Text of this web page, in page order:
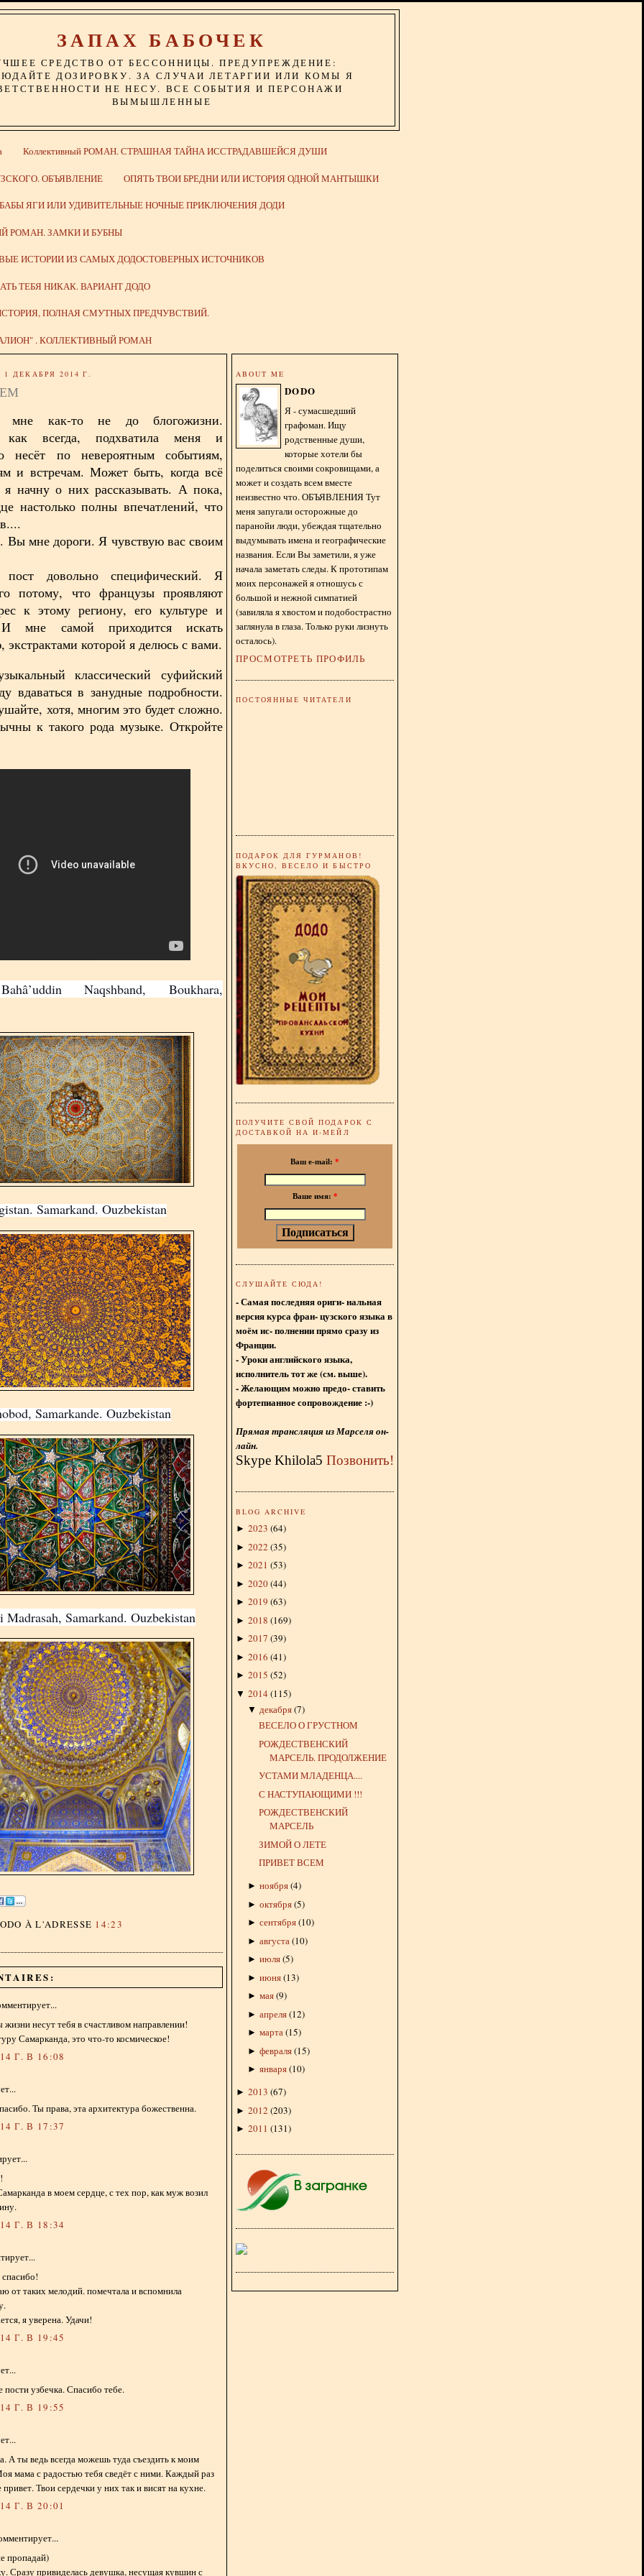
ЗАПАХ БАБОЧЕК
СРЕДСТВО ОТ БЕССОННИЦЫ. ПРЕДУПРЕЖДЕНИЕ:
ДОЗИРОВКУ. ЗА СЛУЧАИ ЛЕТАРГИИ ИЛИ КОМЫ Я
НЕ НЕСУ. ВСЕ СОБЫТИЯ И ПЕРСОНАЖИ
ВЫМЫШЛЕННЫЕ
Коллективный РОМАН. СТРАШНАЯ ТАЙНА ИССТРАДАВШЕЙСЯ ДУШИ
ОБЪЯВЛЕНИЕ ОПЯТЬ ТВОИ БРЕДНИ ИЛИ ИСТОРИЯ ОДНОЙ МАНТЫШКИ
ЯГИ ИЛИ УДИВИТЕЛЬНЫЕ НОЧНЫЕ ПРИКЛЮЧЕНИЯ ДОДИ
РОМАН. ЗАМКИ И БУБНЫ
ИСТОРИИ ИЗ САМЫХ ДОДОСТОВЕРНЫХ ИСТОЧНИКОВ
ТЕБЯ НИКАК. ВАРИАНТ ДОДО
ПОЛНАЯ СМУТНЫХ ПРЕДЧУВСТВИЙ.
. КОЛЛЕКТИВНЫЙ РОМАН
ДЕКАБРЯ 2014 Г.
мне как-то не до блогожизни.
как всегда, подхватила меня и
несёт по невероятным событиям,
и встречам. Может быть, когда всё
я начну о них рассказывать. А пока,
настолько полны впечатлений, что
мне дороги. Я чувствую вас своим
довольно специфический. Я
потому, что французы проявляют
к этому региону, его культуре и
И мне самой приходится искать
которой я делюсь с вами.
классический суфийский
вдаваться в занудные подробности.
хотя, многим это будет сложно.
к такого рода музыке. Откройте
Naqshband, Boukhara,
Samarkand. Ouzbekistan
Samarkande. Ouzbekistan
Samarkand. Ouzbekistan
À L'ADRESSE 14:23
несут тебя в счастливом направлении!
Самарканда, это что-то космическое!
Г. В 16:08
Ты права, эта архитектура божественна.
Г. В 17:37
в моем сердце, с тех пор, как муж возил
Г. В 18:34
от таких мелодий. помечтала и вспомнила
я уверена. Удачи!
Г. В 19:45
узбечка. Спасибо тебе.
Г. В 19:55
А ты ведь всегда можешь туда съездить к моим
мама с радостью тебя сведёт с ними. Каждый раз
привет. Твои сердечки у них так и висят на кухне.
Г. В 20:01
пропадай)
Сразу привиделась девушка, несущая кувшин с
ABOUT ME
DODO
Я - сумасшедший
графоман. Ищу
родственные души,
которые хотели бы
поделиться своими сокровищами, а
может и создать всем вместе
неизвестно что. ОБЪЯВЛЕНИЯ Тут
меня запугали осторожные до
паранойи люди, убеждая тщательно
выдумывать имена и географические
названия. Если Вы заметили, я уже
начала заметать следы. К прототипам
моих персонажей я отношусь с
большой и нежной симпатией
(завиляла я хвостом и подобострастно
заглянула в глаза. Только руки лизнуть
осталось).
ПРОСМОТРЕТЬ ПРОФИЛЬ
ПОСТОЯННЫЕ ЧИТАТЕЛИ
ПОДАРОК ДЛЯ ГУРМАНОВ!
ВКУСНО, ВЕСЕЛО И БЫСТРО
ПОЛУЧИТЕ СВОЙ ПОДАРОК С
ДОСТАВКОЙ НА И-МЕЙЛ
Ваш e-mail: *
Ваше имя: *
СЛУШАЙТЕ СЮДА!
- Самая последняя ориги- нальная
версия курса фран- цузского языка в
моём ис- полнении прямо сразу из
Франции.
- Уроки английского языка,
исполнитель тот же (см. выше).
- Желающим можно предо- ставить
фортепианное сопровождение :-)
Прямая трансляция из Марселя он-
лайн.
Skype Khilola5 Позвонить!
BLOG ARCHIVE
► 2023 (64)
► 2022 (35)
► 2021 (53)
► 2020(44)
► 2019 (63)
► 2018 (169)
► 2017 (39)
► 2016 (41)
► 2015 (52)
▼ 2014 (115)
▼ декабря(7)
ВЕСЕЛО О ГРУСТНОМ
РОЖДЕСТВЕНСКИЙ
МАРСЕЛЬ. ПРОДОЛЖЕНИЕ
УСТАМИ МЛАДЕНЦА....
С НАСТУПАЮЩИМИ !!!
РОЖДЕСТВЕНСКИЙ
МАРСЕЛЬ
ЗИМОЙ О ЛЕТЕ
ПРИВЕТ ВСЕМ
► ноября(4)
► октября(5)
► сентября(10)
► августа(10)
► июля(5)
► июня(13)
► мая(9)
► апреля(12)
► марта(15)
► февраля(15)
► января(10)
► 2013 (67)
► 2012 (203)
► 2011 (131)